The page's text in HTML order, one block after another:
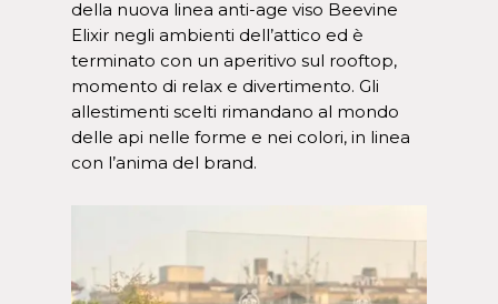
della nuova linea anti-age viso Beevine
Elixir negli ambienti dell’attico ed è
terminato con un aperitivo sul rooftop,
momento di relax e divertimento. Gli
allestimenti scelti rimandano al mondo
delle api nelle forme e nei colori, in linea
con l’anima del brand.